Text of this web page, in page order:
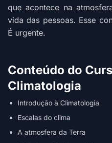
que acontece na
vida das pessoas. Esse
É urgente.
Conteúdo do
Climatologia
Introdução à Climatologia
Escalas do clima
A atmosfera da Terra